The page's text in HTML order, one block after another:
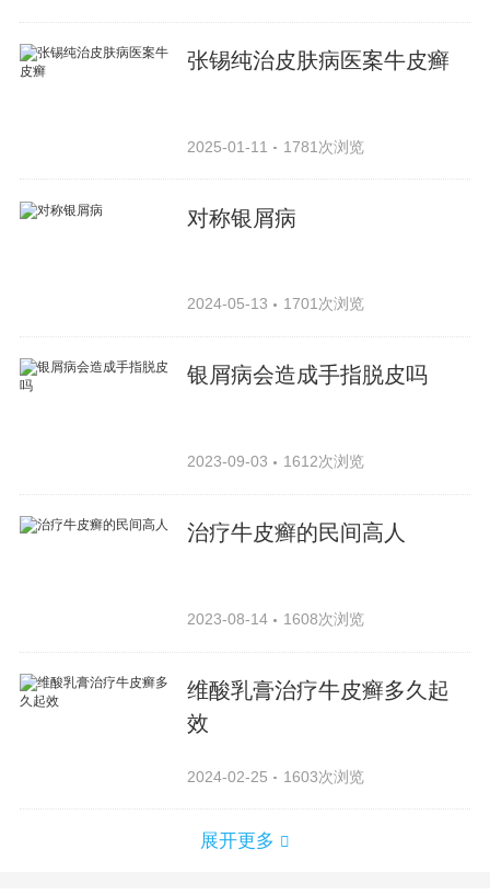
张锡纯治皮肤病医案牛皮癣
2025-01-11 1781次浏览
对称银屑病
2024-05-13 1701次浏览
银屑病会造成手指脱皮吗
2023-09-03 1612次浏览
治疗牛皮癣的民间高人
2023-08-14 1608次浏览
维酸乳膏治疗牛皮癣多久起
效
2024-02-25 1603次浏览
展开更多